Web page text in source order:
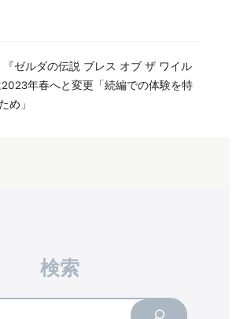
『ゼルダの伝説 ブレス オブ ザ ワイル
2023年春へと変更「続編での体験を特
め」
検索